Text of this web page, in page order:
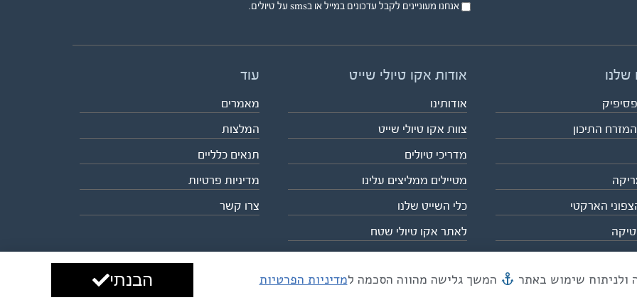
אנחנו מעוניינים לקבל עדכונים במייל או בsms על טיולים.
שלנו
התיכון
הארקטי
אודות אקו טיולי שייט
אודותינו
צוות אקו טיולי שייט
מדריכי טיולים
מטיילים ממליצים עלינו
כלי השייט שלנו
לאתר אקו טיולי שטח
עוד
מאמרים
המלצות
תנאים כלליים
מדיניות פרטיות
צרו קשר
מייל mail@eco.co.il | כתובתנו המסגר 55, תל אביב עיצוב ופיתוח: ביבר גלובל
המשך גלישה מהווה הסכמה למדיניות הפרטיות הבנתי